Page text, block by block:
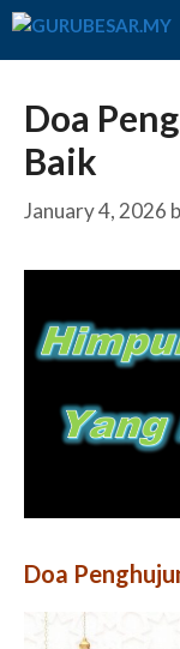
Skip
Doa
Baik
January 4, 2026
Doa